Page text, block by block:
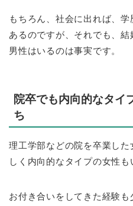
もちろん、社会に出れば、
あるのですが、それでも、
男性はいるのは事実です。
院卒でも内向的なタイ
ち
理工学部などの院を卒業し
しく内向的なタイプの女性も
お付き合いをしてきた経験